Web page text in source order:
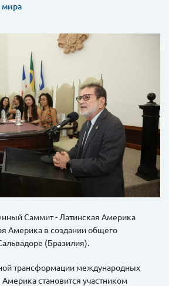
мира
Саммит - Латинская Америка
Америка в создании общего
(Бразилия).
трансформации международных
становится участником